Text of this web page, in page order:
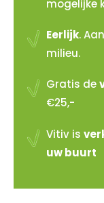
mogelijke
Eerlijk.
milieu.
Gratis de
€25,-
Vitiv is
uw buurt